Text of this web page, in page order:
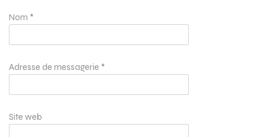
Nom *
Adresse de messagerie *
Site web